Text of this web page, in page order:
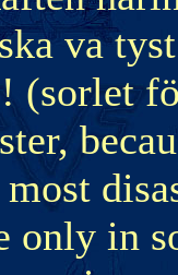
va
(sorlet
most
only in